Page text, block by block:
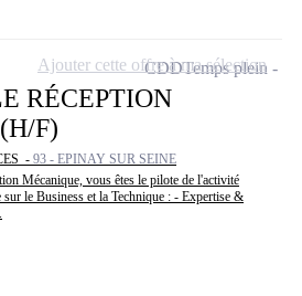
RÉCEPTION
F)
- 93 - EPINAY SUR SEINE
Mécanique, vous êtes le pilote de l'activité
sur le Business et la Technique : - Expertise &
CDDTemps plein
Ajouter cette offre à ma sélection